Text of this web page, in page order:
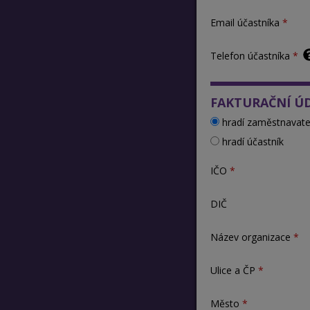
Email účastníka
Telefon účastníka
FAKTURAČNÍ
hradí
hradí účastník
IČO
DIČ
Název organizace
Ulice a ČP
Město